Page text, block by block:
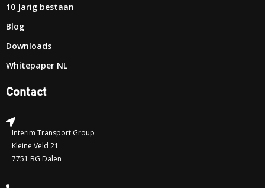
10 Jarig bestaan
Blog
Downloads
Whitepaper NL
Contact
Interim Transport Group
Kleine Veld 21
7751 BG Dalen